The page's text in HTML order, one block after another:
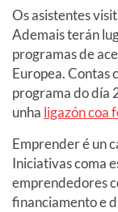
Os asistentes
Ademais terán
programas de
Europea. Contas
programa do día
unha ligazón coa
Emprender é un
Iniciativas coma
emprendedores
financiamento e